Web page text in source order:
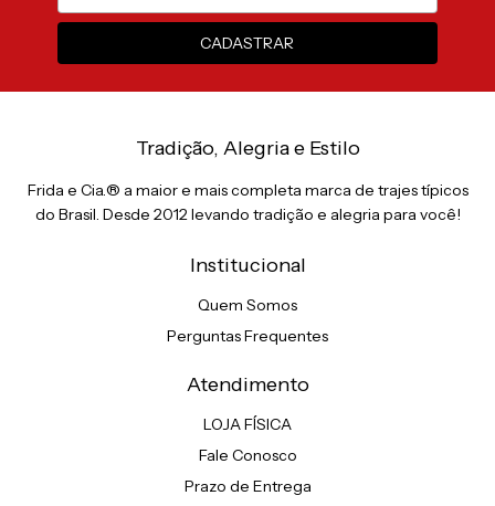
Tradição, Alegria e Estilo
Frida e Cia.® a maior e mais completa marca de trajes típicos
do Brasil. Desde 2012 levando tradição e alegria para você!
Institucional
Quem Somos
Perguntas Frequentes
Atendimento
LOJA FÍSICA
Fale Conosco
Prazo de Entrega